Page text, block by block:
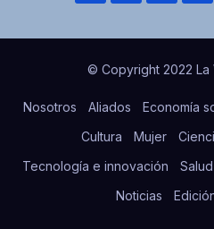
© Copyright 2022 La
Nosotros Aliados Economía
Cultura
Mujer
Tecnología e innovación
Noticias